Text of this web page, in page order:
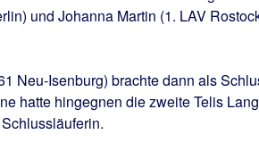
und Johanna Martin (1. LAV
Neu-Isenburg) brachte dann als
hatte hingegnen die zweite Telis